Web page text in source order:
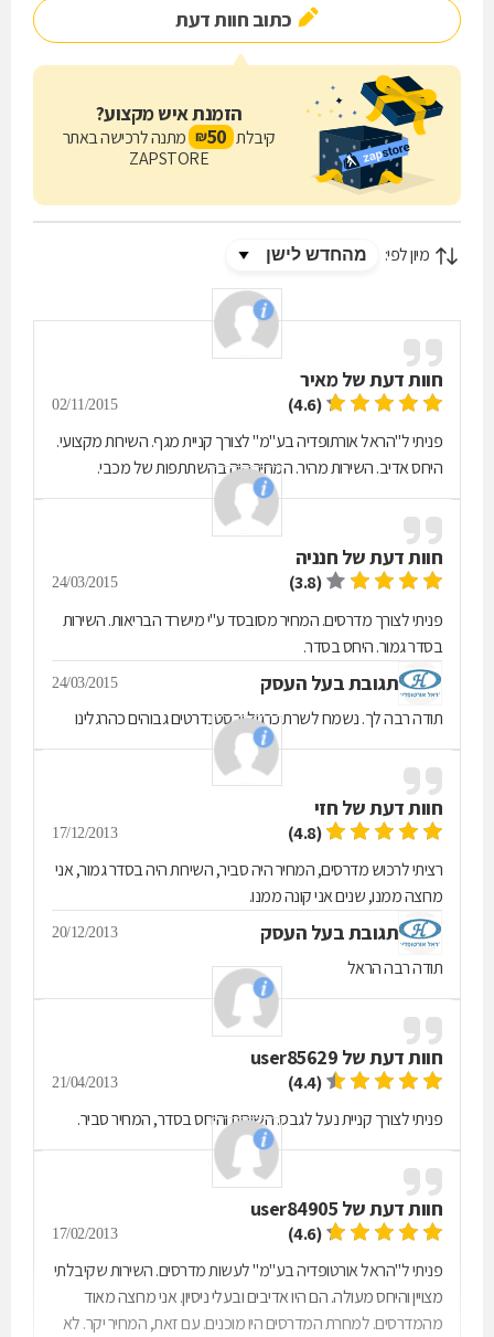
כתוב חוות דעת
הזמנת איש מקצוע?
קיבלת 50
₪ מתנה לרכישה באתר
ZAPSTORE
מיון לפי:
חוות דעת שלמאיר
(4.6)
02/11/2015
פניתי ל"הראל אורתופדיה בע"מ" לצורך קניית מגף. השירות מקצועי.
היחס אדיב. השירות מהיר. המחיר היה בהשתתפות של מכבי.
חוות דעת של חנניה
(3.8)
24/03/2015
פניתי לצורך מדרסים. המחיר מסובסד ע''י מישרד הבריאות. השירות
בסדר גמור. היחס בסדר.
תגובת בעל העסק 24/03/2015
תודה רבה לך. נשמח לשרת כרגיל ובסטנדרטים גבוהים כהרגלינו
חוות דעת של חזי
(4.8)
17/12/2013
רציתי לרכוש מדרסים, המחיר היה סביר, השירות היה בסדר גמור, אני
מרוצה ממנו, שנים אני קונה ממנו.
תגובת בעל העסק 20/12/2013
תודה רבה הראל
חוות דעת של user85629
(4.4)
21/04/2013
פניתי לצורך קניית נעל לגבס. השירות והיחס בסדר, המחיר סביר.
חוות דעת של user84905
(4.6)
17/02/2013
פניתי ל"הראל אורטופדיה בע"מ" לעשות מדרסים. השירות שקיבלתי
מצויין והיחס מעולה. הם היו אדיבים ובעלי ניסיון. אני מרוצה מאוד
מהמדרסים. למחרת המדרסים היו מוכנים. עם זאת, המחיר יקר. לא